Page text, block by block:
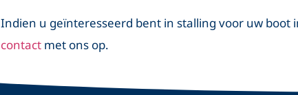
Indien u geïnteresseerd bent in stalling voor uw boot
contact met ons op.